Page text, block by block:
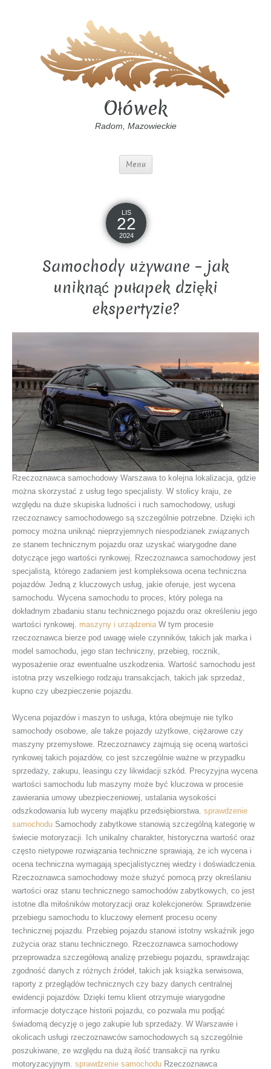
Ołówek
Radom, Mazowieckie
Menu
LIS
22
2024
Samochody używane – jak
uniknąć pułapek dzięki
ekspertyzie?
Rzeczoznawca samochodowy Warszawa to kolejna lokalizacja, gdzie
można skorzystać z usług tego specjalisty. W stolicy kraju, ze
względu na duże skupiska ludności i ruch samochodowy, usługi
rzeczoznawcy samochodowego są szczególnie potrzebne. Dzięki ich
pomocy można uniknąć nieprzyjemnych niespodzianek związanych
ze stanem technicznym pojazdu oraz uzyskać wiarygodne dane
dotyczące jego wartości rynkowej. Rzeczoznawca samochodowy jest
specjalistą, którego zadaniem jest kompleksowa ocena techniczna
pojazdów. Jedną z kluczowych usług, jakie oferuje, jest wycena
samochodu. Wycena samochodu to proces, który polega na
dokładnym zbadaniu stanu technicznego pojazdu oraz określeniu jego
wartości rynkowej. maszyny i urządzenia W tym procesie
rzeczoznawca bierze pod uwagę wiele czynników, takich jak marka i
model samochodu, jego stan techniczny, przebieg, rocznik,
wyposażenie oraz ewentualne uszkodzenia. Wartość samochodu jest
istotna przy wszelkiego rodzaju transakcjach, takich jak sprzedaż,
kupno czy ubezpieczenie pojazdu.
Wycena pojazdów i maszyn to usługa, która obejmuje nie tylko
samochody osobowe, ale także pojazdy użytkowe, ciężarowe czy
maszyny przemysłowe. Rzeczoznawcy zajmują się oceną wartości
rynkowej takich pojazdów, co jest szczególnie ważne w przypadku
sprzedaży, zakupu, leasingu czy likwidacji szkód. Precyzyjna wycena
wartości samochodu lub maszyny może być kluczowa w procesie
zawierania umowy ubezpieczeniowej, ustalania wysokości
odszkodowania lub wyceny majątku przedsiębiorstwa. sprawdzenie
samochodu Samochody zabytkowe stanowią szczególną kategorię w
świecie motoryzacji. Ich unikalny charakter, historyczna wartość oraz
często nietypowe rozwiązania techniczne sprawiają, że ich wycena i
ocena techniczna wymagają specjalistycznej wiedzy i doświadczenia.
Rzeczoznawca samochodowy może służyć pomocą przy określaniu
wartości oraz stanu technicznego samochodów zabytkowych, co jest
istotne dla miłośników motoryzacji oraz kolekcjonerów. Sprawdzenie
przebiegu samochodu to kluczowy element procesu oceny
technicznej pojazdu. Przebieg pojazdu stanowi istotny wskaźnik jego
zużycia oraz stanu technicznego. Rzeczoznawca samochodowy
przeprowadza szczegółową analizę przebiegu pojazdu, sprawdzając
zgodność danych z różnych źródeł, takich jak książka serwisowa,
raporty z przeglądów technicznych czy bazy danych centralnej
ewidencji pojazdów. Dzięki temu klient otrzymuje wiarygodne
informacje dotyczące historii pojazdu, co pozwala mu podjąć
świadomą decyzję o jego zakupie lub sprzedaży. W Warszawie i
okolicach usługi rzeczoznawców samochodowych są szczególnie
poszukiwane, ze względu na dużą ilość transakcji na rynku
motoryzacyjnym. sprawdzenie samochodu Rzeczoznawca